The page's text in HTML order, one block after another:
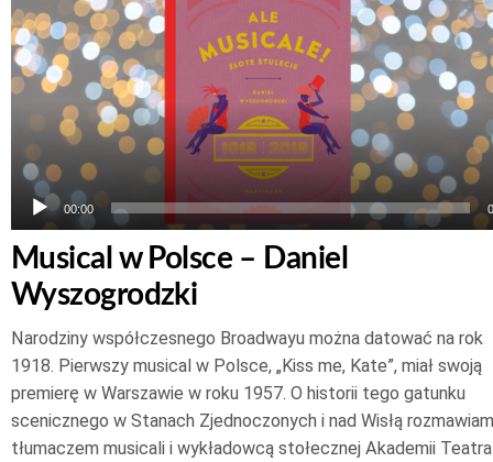
plików
dźwiękowych
00:00
Musical w Polsce – Daniel
Wyszogrodzki
Narodziny współczesnego Broadwayu można datować na rok
1918. Pierwszy musical w Polsce, „Kiss me, Kate”, miał swoją
premierę w Warszawie w roku 1957. O historii tego gatunku
scenicznego w Stanach Zjednoczonych i nad Wisłą
tłumaczem musicali i wykładowcą stołecznej Akademii